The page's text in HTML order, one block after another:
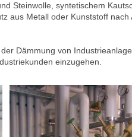
Steinwolle, syntetischem
aus Metall oder Kunststoff nach
Dämmung von
einzugehen.